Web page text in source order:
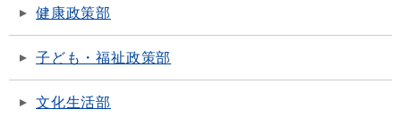
健康政策部
子ども・福祉政策部
文化生活部